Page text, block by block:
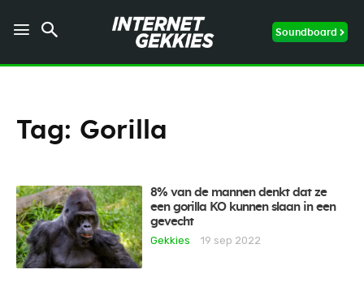
Soundboard
Tag: Gorilla
8% van de mannen denkt dat ze
een gorilla KO kunnen slaan in een
gevecht
Gekkies
19 sep 2022